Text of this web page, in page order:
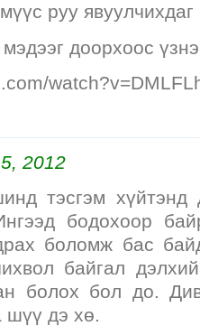
руу
доорхоос
2012
тэсгэм хүйтэнд
бодохоор
боломж бас
байгал
болох бол до.
шүү дэ хө.